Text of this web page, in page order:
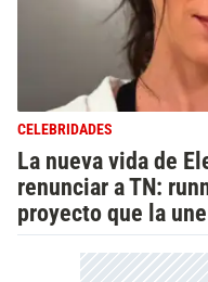
CELEBRIDADES
La nueva vida de
renunciar a TN:
proyecto que la